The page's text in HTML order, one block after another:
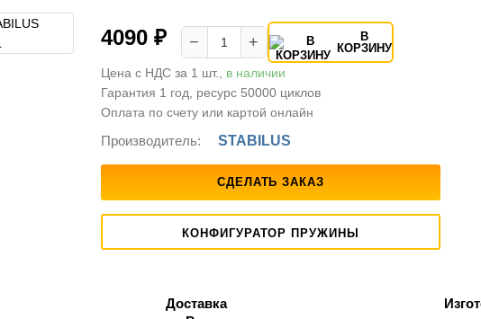
4090 ₽ − +
В
КОРЗИНУ
Цена с НДС за 1 шт., в наличии
Гарантия 1 год, ресурс 50000 циклов
Оплата по счету или картой онлайн
Производитель: STABILUS
СДЕЛАТЬ ЗАКАЗ
КОНФИГУРАТОР ПРУЖИНЫ
Доставка